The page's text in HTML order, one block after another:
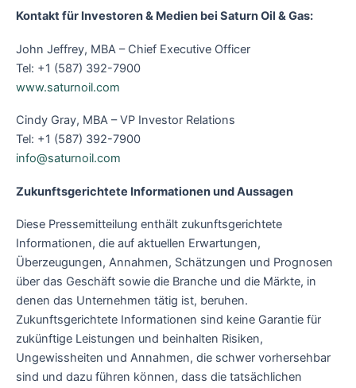
Kontakt für Investoren & Medien bei Saturn Oil & Gas:
John Jeffrey, MBA – Chief Executive Officer
Tel: +1 (587) 392-7900
www.saturnoil.com
Cindy Gray, MBA – VP Investor Relations
Tel: +1 (587) 392-7900
info@saturnoil.com
Zukunftsgerichtete Informationen und Aussagen
Diese Pressemitteilung enthält zukunftsgerichtete
Informationen, die auf aktuellen Erwartungen,
Überzeugungen, Annahmen, Schätzungen und Prognosen
über das Geschäft sowie die Branche und die Märkte, in
denen das Unternehmen tätig ist, beruhen.
Zukunftsgerichtete Informationen sind keine Garantie für
zukünftige Leistungen und beinhalten Risiken,
Ungewissheiten und Annahmen, die schwer vorhersehbar
sind und dazu führen können, dass die tatsächlichen